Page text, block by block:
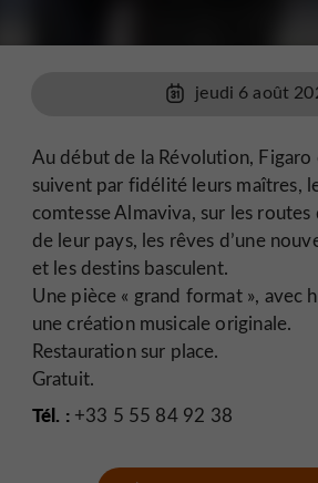
jeudi 6 août
Au début de la Révolution, Figaro
suivent par fidélité leurs maîtres,
comtesse Almaviva, sur les routes
de leur pays, les rêves d’une
et les destins basculent.
Une pièce « grand format », avec
une création musicale originale.
Restauration sur place.
Gratuit.
Tél. :+33 5 55 84 92 38